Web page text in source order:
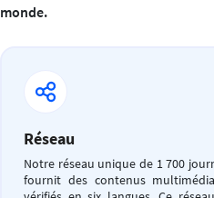
monde.
Réseau
Notre réseau unique de 1 700
fournit des contenus